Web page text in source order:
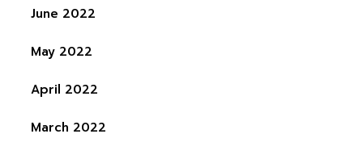
June 2022
May 2022
April 2022
March 2022